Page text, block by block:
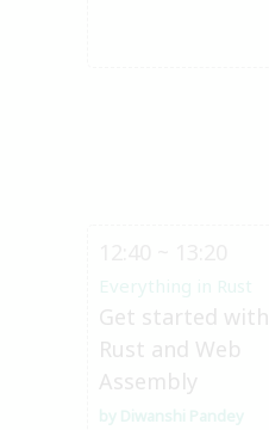
Everything in Rust
Get started with
Rust and Web
Assembly
Diwanshi Pandey